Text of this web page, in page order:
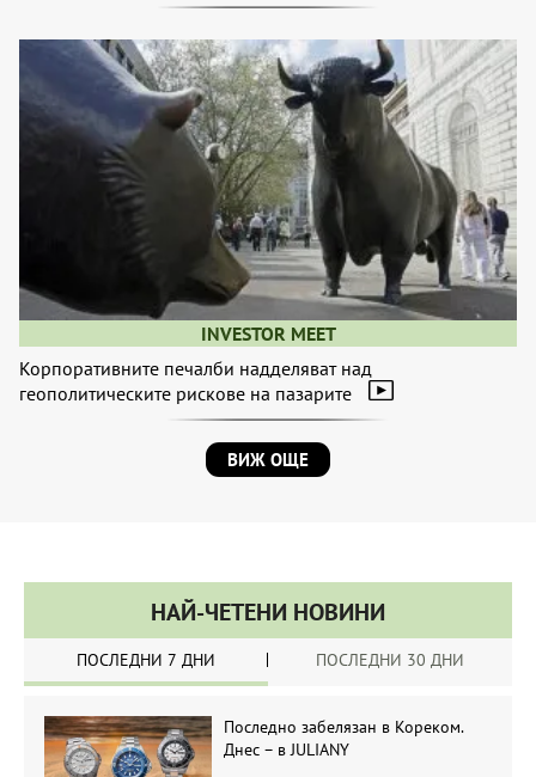
INVESTOR MEET
Корпоративните печалби надделяват над
геополитическите рискове на пазарите
ВИЖ ОЩЕ
НАЙ-ЧЕТЕНИ НОВИНИ
ПОСЛЕДНИ 7 ДНИ ПОСЛЕДНИ 30 ДНИ
Последно забелязан в Кореком.
Днес – в JULIANY